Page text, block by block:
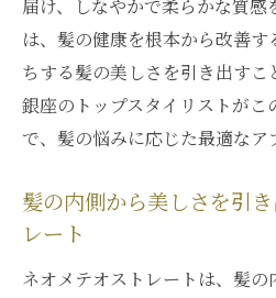
届け、しなやかで柔らかな質
は、髪の健康を根本から改善
ちする髪の美しさを引き出すこ
銀座のトップスタイリストがこ
で、髪の悩みに応じた最適なア
髪の内側から美しさを引
レート
ネオメテオストレートは、髪